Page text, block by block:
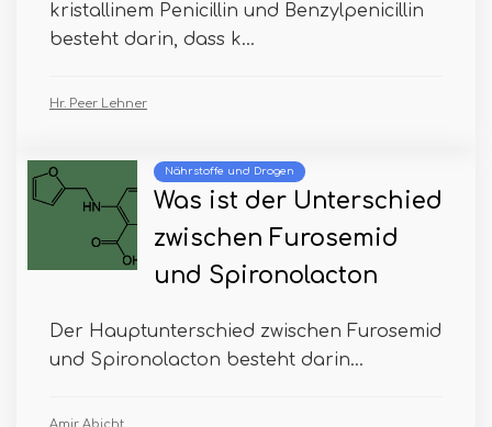
kristallinem Penicillin und Benzylpenicillin
besteht darin, dass k...
Hr. Peer Lehner
Nährstoffe und Drogen
Was ist der Unterschied
zwischen Furosemid
und Spironolacton
Der Hauptunterschied zwischen Furosemid
und Spironolacton besteht darin...